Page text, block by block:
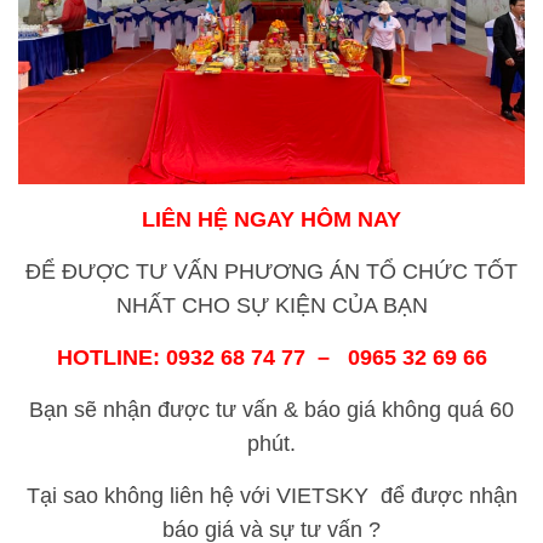
LIÊN HỆ NGAY HÔM NAY
ĐỂ ĐƯỢC TƯ VẤN PHƯƠNG ÁN TỔ CHỨC TỐT
NHẤT CHO SỰ KIỆN CỦA BẠN
HOTLINE: 0932 68 74 77 – 0965 32 69 66
Bạn sẽ nhận được tư vấn & báo giá không quá 60
phút.
Tại sao không liên hệ với VIETSKY để được nhận
báo giá và sự tư vấn ?